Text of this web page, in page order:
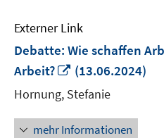
Externer Link
Debatte: Wie schaffen
Arbeit?
In
neuem
Fenster
öffnen
(13.06.2024)
Hornung, Stefanie
mehr Informationen